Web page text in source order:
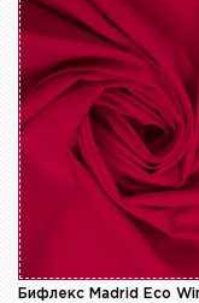
Бифлекс Madrid Eco